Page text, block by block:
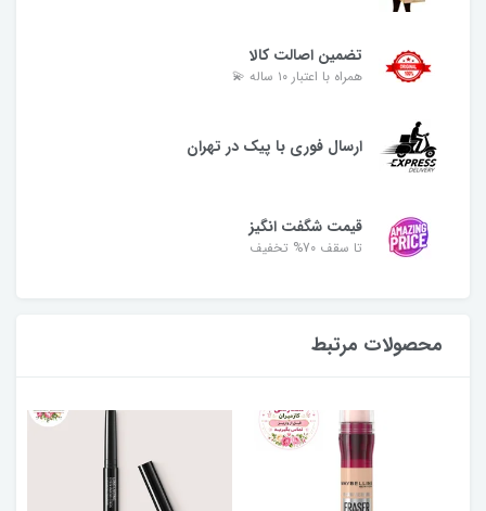
تضمین اصالت کالا
همراه با اعتبار ۱۰ ساله 💫
ارسال فوری با پیک در تهران
قیمت شگفت انگیز
تا سقف 70% تخفیف
محصولات مرتبط